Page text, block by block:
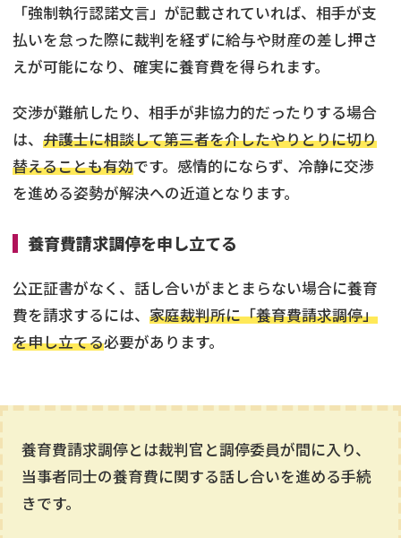
「強制執行認諾文言」が記載されていれば、相手が支
払いを怠った際に裁判を経ずに給与や財産の差し押さ
えが可能になり、確実に養育費を得られます。
交渉が難航したり、相手が非協力的だったりする場合
は、 弁護士に相談して第三者を介したやりとりに切り
替えることも有効です。感情的にならず、冷静に交渉
を進める姿勢が解決への近道となります。
養育費請求調停を申し立てる
公正証書がなく、話し合いがまとまらない場合に養育
費を請求するには、 家庭裁判所に「養育費請求調停」
を申し立てる必要があります。
養育費請求調停とは裁判官と調停委員が間に入り、
当事者同士の養育費に関する話し合いを進める手続
きです。